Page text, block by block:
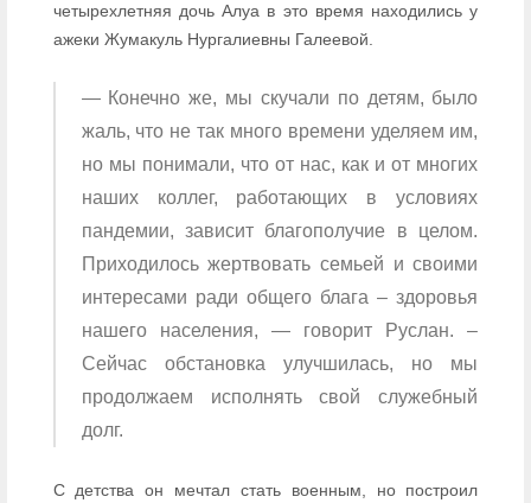
четырехлетняя дочь Алуа в это время находились у
ажеки Жумакуль Нургалиевны Галеевой.
— Конечно же, мы скучали по детям, было
жаль, что не так много времени уделяем им,
но мы понимали, что от нас, как и от многих
наших коллег, работающих в условиях
пандемии, зависит благополучие в целом.
Приходилось жертвовать семьей и своими
интересами ради общего блага – здоровья
нашего населения, — говорит Руслан. –
Сейчас обстановка улучшилась, но мы
продолжаем исполнять свой служебный
долг.
С детства он мечтал стать военным, но построил